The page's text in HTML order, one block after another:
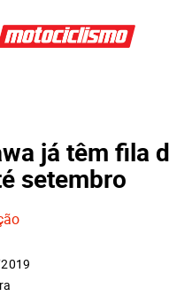
já têm fila
setembro